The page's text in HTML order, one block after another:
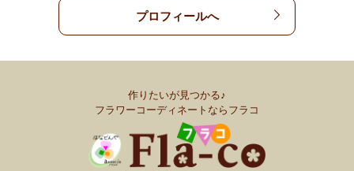
プロフィールへ
作りたいが見つかる♪
フラワーコーディネートならフラコ